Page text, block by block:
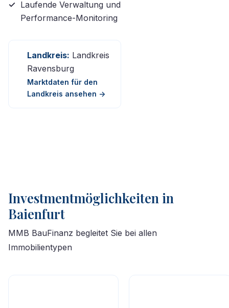
Laufende Verwaltung und
Performance-Monitoring
Landkreis: Landkreis
Ravensburg
Marktdaten für den
Landkreis ansehen ->
Investmentmöglichkeiten in
Baienfurt
MMB BauFinanz begleitet Sie bei allen
Immobilientypen